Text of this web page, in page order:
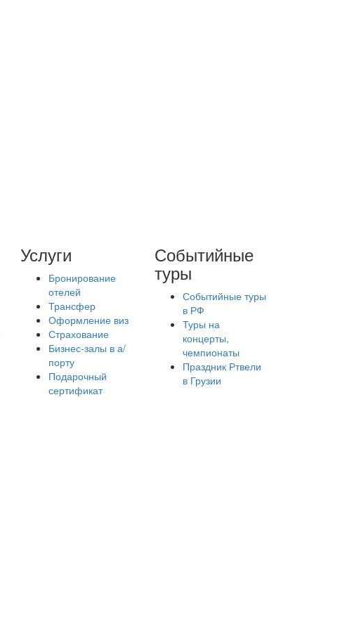
Услуги
Бронирование
отелей
Трансфер
Оформление виз
Страхование
Бизнес-залы в а/
порту
Подарочный
сертификат
Событийные
туры
Событийные туры
в РФ
Туры на
концерты,
чемпионаты
Праздник Ртвели
в Грузии